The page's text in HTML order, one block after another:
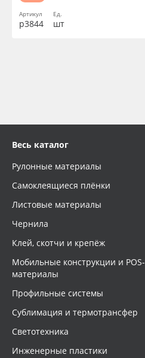
Артикул
р3844
Ед.
шт
Весь каталог
Рулонные материалы
Самоклеящиеся плёнки
Листовые материалы
Чернила
Клей, скотчи и крепёж
Мобильные конструкции и POS-
материалы
Профильные системы
Сублимация и термотрансфер
Светотехника
Инженерные пластики